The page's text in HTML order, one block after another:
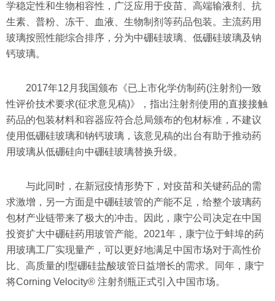
学稳定性和生物相容性，广泛应用于疫苗、高端输液剂、抗
生素、普粉、冻干、血液、生物制剂等药品包装。主流药用
玻璃按照性能综合排序，分为中硼硅玻璃、低硼硅玻璃及钠
钙玻璃。
2017年12月我国颁布《已上市化学仿制药(注射剂)一致
性评价技术要求(征求意见稿)》，指出注射剂使用的直接接触
药品的包装材料和容器应符合总局颁布的包材标准，不建议
使用低硼硅玻璃和钠钙玻璃，该意见稿的出台有助于推动药
用玻璃从低硼硅向中硼硅玻璃替换升级。
与此同时，在新冠疫情形势下，对疫苗和关键药品的需
求激增，另一方面是中硼硅玻管的产能不足，给整个玻璃药
包材产业链带来了极大的冲击。因此，康宁公司决定在中国
投资扩大中硼硅药用玻管产能。2021年，康宁位于蚌埠的药
用玻璃工厂实现量产，可以更好地满足中国市场对于高性价
比、高质量的I型硼硅盐酸玻管日益增长的需求。同年，康宁
将Corning Velocity® 注射剂瓶正式引入中国市场。